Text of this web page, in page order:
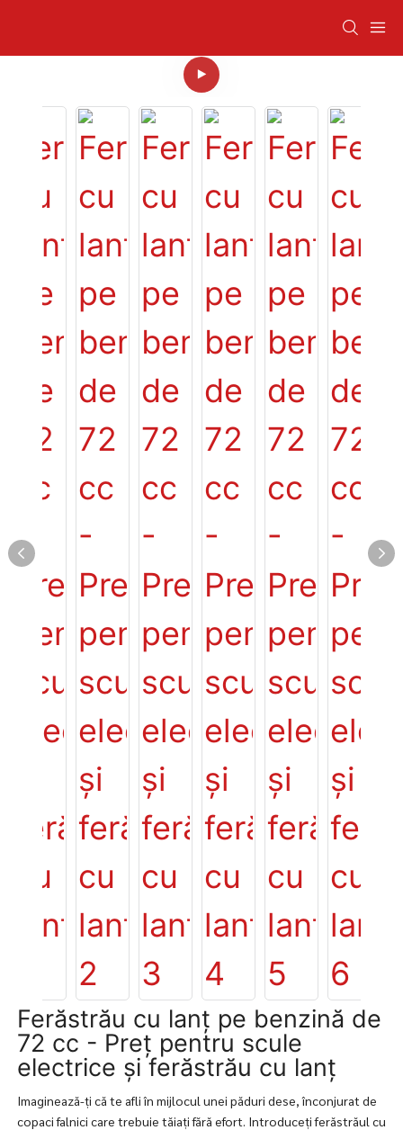
Ferăstrău cu lanț pe benzină de
72 cc - Preț pentru scule
electrice și ferăstrău cu lanț
Imaginează-ți că te afli în mijlocul unei păduri dese, înconjurat de
copaci falnici care trebuie tăiați fără efort. Introduceți ferăstrăul cu